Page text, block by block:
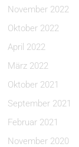
November 2022
Oktober 2022
April 2022
März 2022
Oktober 2021
September 2021
Februar 2021
November 2020